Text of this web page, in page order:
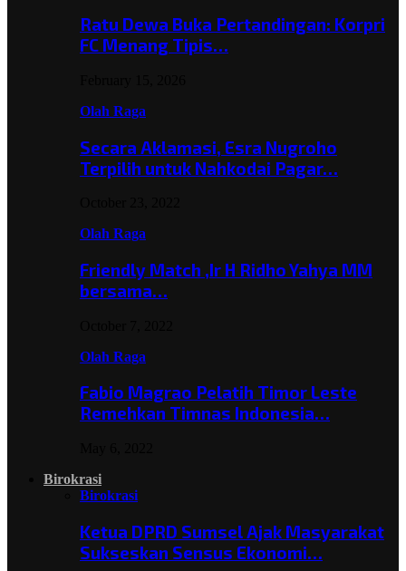
Ratu Dewa Buka Pertandingan: Korpri
FC Menang Tipis…
Olah Raga
Secara Aklamasi, Esra Nugroho
Terpilih untuk Nahkodai Pagar…
Olah Raga
Friendly Match ,Ir H Ridho Yahya MM
bersama…
Olah Raga
Fabio Magrao Pelatih Timor Leste
Remehkan Timnas Indonesia…
Birokrasi
Birokrasi
Ketua DPRD Sumsel Ajak Masyarakat
Sukseskan Sensus Ekonomi…